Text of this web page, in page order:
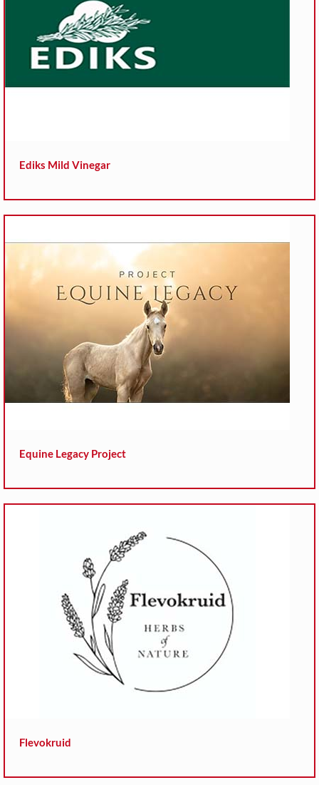
Ediks Mild Vinegar
Equine Legacy Project
Flevokruid